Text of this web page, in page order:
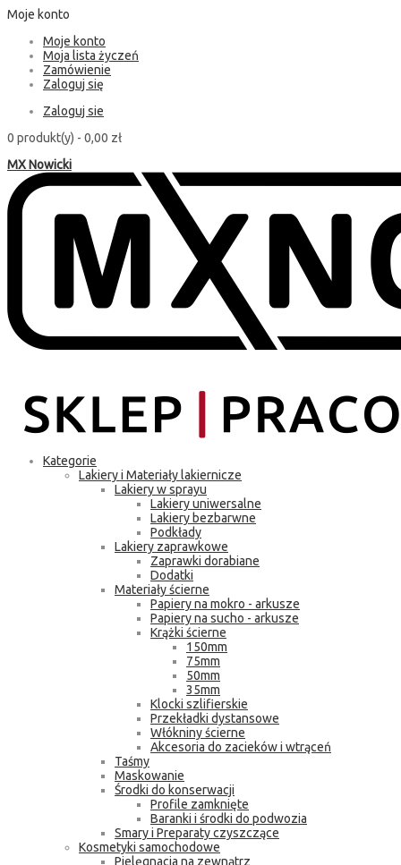
Moje konto
Moje konto
Moja lista życzeń
Zamówienie
Zaloguj się
Zaloguj sie
0 produkt(y) - 0,00 zł
MX Nowicki
Kategorie
Lakiery i Materiały lakiernicze
Lakiery w sprayu
Lakiery uniwersalne
Lakiery bezbarwne
Podkłady
Lakiery zaprawkowe
Zaprawki dorabiane
Dodatki
Materiały ścierne
Papiery na mokro - arkusze
Papiery na sucho - arkusze
Krążki ścierne
150mm
75mm
50mm
35mm
Klocki szlifierskie
Przekładki dystansowe
Włókniny ścierne
Akcesoria do zacieków i wtrąceń
Taśmy
Maskowanie
Środki do konserwacji
Profile zamknięte
Baranki i środki do podwozia
Smary i Preparaty czyszczące
Kosmetyki samochodowe
Pielęgnacja na zewnątrz